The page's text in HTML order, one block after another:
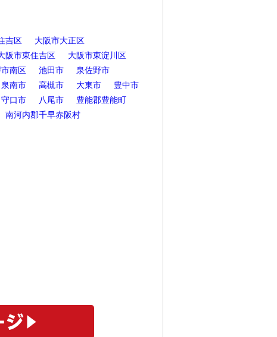
吉区
大阪市大正区
阪市東住吉区
大阪市東淀川区
南区 池田市
泉佐野市
泉南市 高槻市 大東市
豊中市
守口市 八尾市
豊能郡豊能町
南河内郡千早赤阪村